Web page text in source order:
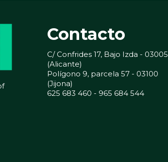
Contacto
C/ Confrides 17, Bajo Izda - 03005
(Alicante)
Polígono 9, parcela 57 - 03100
(Jijona)
625 683 460 - 965 684 544